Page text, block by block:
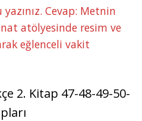
Cevap: Metnin
atölyesinde resim ve
eğlenceli vakit
2. Kitap 47-48-49-50-